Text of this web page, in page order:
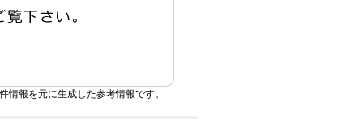
報を元に生成した参考情報です。